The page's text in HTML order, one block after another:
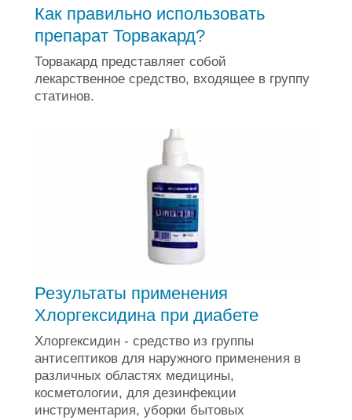
Как правильно использовать
препарат Торвакард?
Торвакард представляет собой
лекарственное средство, входящее в группу
статинов.
Результаты применения
Хлоргексидина при диабете
Хлоргексидин - средство из группы
антисептиков для наружного применения в
различных областях медицины,
косметологии, для дезинфекции
инструментария, уборки бытовых